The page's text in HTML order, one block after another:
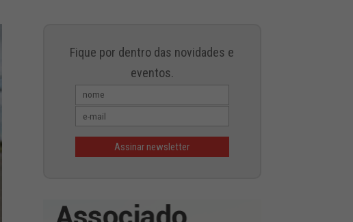
Fique por dentro das novidades e
eventos.